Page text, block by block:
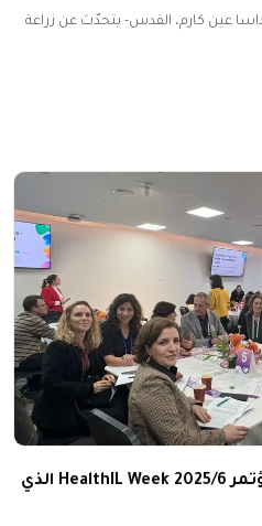
عين كارم، القدس- يتحدّث عن زراعة
مشاركة جمعية نيسان في مؤتمر HealthIL Week 2025/6 الذي